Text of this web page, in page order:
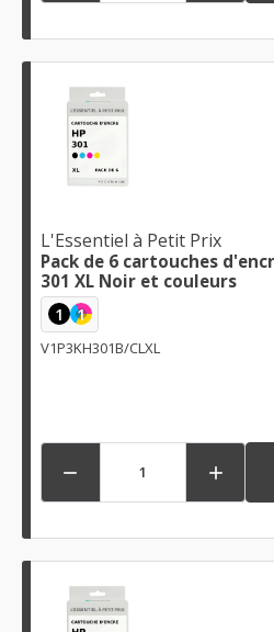
L'Essentiel à Petit Prix
Pack de 6 cartouches
301 XL Noir et couleurs
1 1
V1P3KH301B/CLXL
 